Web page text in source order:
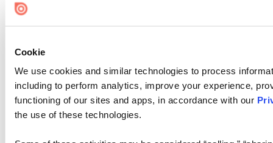
Cookie
We use cookies and similar technologies to process
including to perform analytics, improve your experience,
functioning of our sites and apps, in accordance with our
the use of these technologies.